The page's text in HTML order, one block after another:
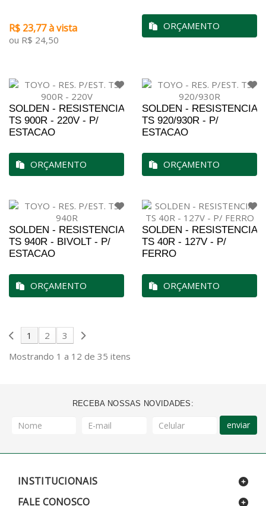
R$ 23,77 à vista
ou R$ 24,50
ORÇAMENTO
SOLDEN - RESISTENCIA
TS 900R - 220V - P/
ESTACAO
ORÇAMENTO
SOLDEN - RESISTENCIA
TS 920/930R - P/
ESTACAO
ORÇAMENTO
SOLDEN - RESISTENCIA
TS 940R - BIVOLT - P/
ESTACAO
ORÇAMENTO
SOLDEN - RESISTENCIA
TS 40R - 127V - P/
FERRO
ORÇAMENTO
1 2
3
Mostrando 1 a 12 de 35 itens
RECEBA NOSSAS NOVIDADES:
enviar
INSTITUCIONAIS
FALE CONOSCO